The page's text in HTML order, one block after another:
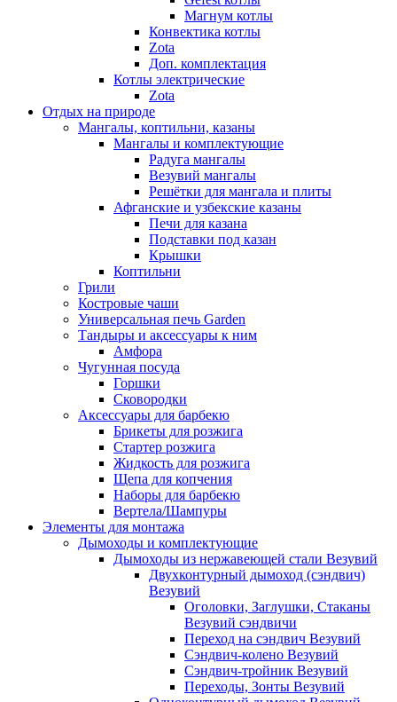
Магнум котлы
Конвектика котлы
Zota
Доп. комплектация
Котлы электрические
Zota
Отдых на природе
Мангалы, коптильни, казаны
Мангалы и комплектующие
Радуга мангалы
Везувий мангалы
Решётки для мангала и плиты
Афганские и узбекские казаны
Печи для казана
Подставки под казан
Крышки
Коптильни
Грили
Костровые чаши
Универсальная печь Garden
Тандыры и аксессуары к ним
Амфора
Чугунная посуда
Горшки
Сковородки
Аксессуары для барбекю
Брикеты для розжига
Стартер розжига
Жидкость для розжига
Щепа для копчения
Наборы для барбекю
Вертела/Шампуры
Элементы для монтажа
Дымоходы и комплектующие
Дымоходы из нержавеющей стали Везувий
Двухконтурный дымоход (сэндвич)
Везувий
Оголовки, Заглушки, Стаканы
Везувий сэндвичи
Переход на сэндвич Везувий
Сэндвич-колено Везувий
Сэндвич-тройник Везувий
Переходы, Зонты Везувий